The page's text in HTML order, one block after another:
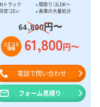
トラック
間取り：3LDK〜
目安：20㎥
倉庫の大量処分
64,800円〜
コミコミ
価格 61,800円〜
電話で問い合わせ
フォーム見積り